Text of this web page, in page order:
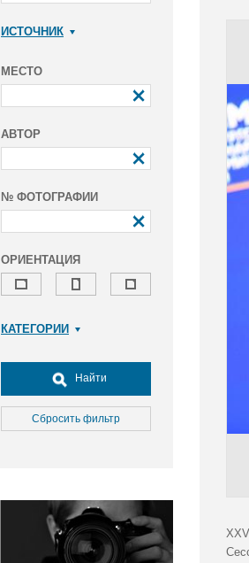
ИСТОЧНИК
МЕСТО
АВТОР
№ ФОТОГРАФИИ
ОРИЕНТАЦИЯ
КАТЕГОРИИ
Досуг, туризм и отдых
Культура
Медицина
Окружающая среда
Политика
Правосудие
Найти
Сбросить фильтр